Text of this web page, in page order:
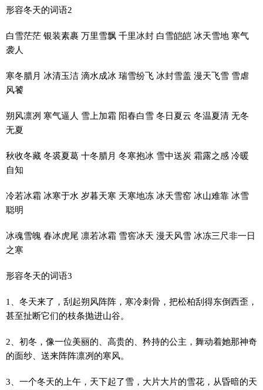
形容冬天的词语2
白雪茫茫 银装素裹 万里雪飘 千里冰封 白雪皑皑 冰天雪地 寒气
袭人
寒冬腊月 冰清玉洁 滴水成冰 瑞雪纷飞 冰封雪盖 漫天飞雪 雪虐
风饕
朔风凛冽 寒气逼人 雪上加霜 阳春白雪 冬日夏云 冬温夏清 无冬
无夏
秋收冬藏 冬裘夏葛 十冬腊月 冬寒抱冰 雪中送炭 霜露之感 冷暖
自知
冷若冰霜 冰寒于水 岁暮天寒 天寒地冻 冰天雪窑 冰山难靠 冰雪
聪明
冰魂雪魄 春冰虎尾 凛若冰霜 雪窖冰天 漫天风雪 冰冻三尺非一日
之寒
形容冬天的词语3
1、冬天来了，刮起朔风阵阵，寒冷刺骨，把松柏刮得东倒西歪，
甚至扯断它们的枝条抛进山谷。
2、初冬，像一位美丽的、高贵的、矜持的公主，舞动着她那神奇
的面纱、送来阵阵凛冽的寒风。
3、一个冬天的上午，天下起了雪，大片大片的雪花，从昏暗的天